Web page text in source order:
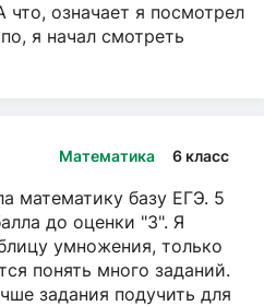
что, означает я посмотрел
я начал смотреть
Математика 6 класс
математику базу ЕГЭ. 5
до оценки "3". Я
умножения, только
понять много заданий.
задания подучить для